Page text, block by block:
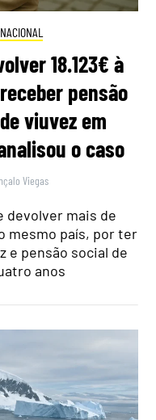
NACIONAL
18.123€ à
pensão
viuvez em
o caso
Viegas
devolver mais de
mesmo país, por ter
e pensão social de
anos